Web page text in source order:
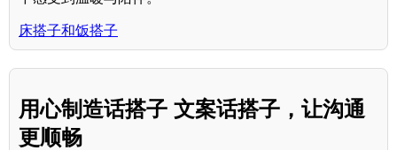
床搭子和饭搭子
用心制造话搭子 文案话搭子，让沟通
更顺畅